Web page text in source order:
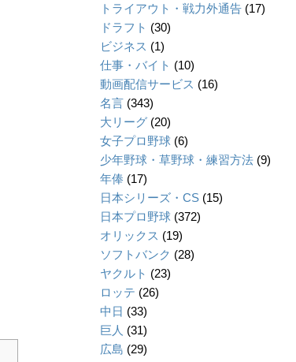
トライアウト・戦力外通告 (17)
ドラフト (30)
ビジネス (1)
仕事・バイト (10)
動画配信サービス (16)
名言 (343)
大リーグ (20)
女子プロ野球 (6)
少年野球・草野球・練習方法 (9)
年俸 (17)
日本シリーズ・CS (15)
日本プロ野球 (372)
オリックス (19)
ソフトバンク (28)
ヤクルト (23)
ロッテ (26)
中日 (33)
巨人 (31)
広島 (29)